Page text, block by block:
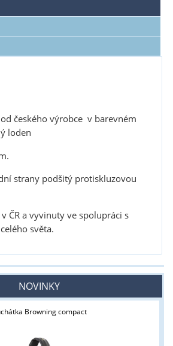
českého výrobce v barevném
loden
strany podšitý protiskluzovou
ČR a vyvinuty ve spolupráci s
světa.
NOVINKY
Browning compact